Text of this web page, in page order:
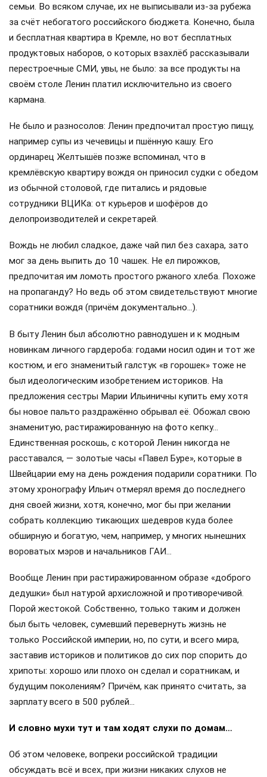
семьи. Во всяком случае, их не выписывали из-за рубежа
за счёт небогатого российского бюджета. Конечно, была
и бесплатная квартира в Кремле, но вот бесплатных
продуктовых наборов, о которых взахлёб рассказывали
перестроечные СМИ, увы, не было: за все продукты на
своём столе Ленин платил исключительно из своего
кармана.
Не было и разносолов: Ленин предпочитал простую пищу,
например супы из чечевицы и пшённую кашу. Его
ординарец Желтышёв позже вспоминал, что в
кремлёвскую квартиру вождя он приносил судки с обедом
из обычной столовой, где питались и рядовые
сотрудники ВЦИКа: от курьеров и шофёров до
делопроизводителей и секретарей.
Вождь не любил сладкое, даже чай пил без сахара, зато
мог за день выпить до 10 чашек. Не ел пирожков,
предпочитая им ломоть простого ржаного хлеба. Похоже
на пропаганду? Но ведь об этом свидетельствуют многие
соратники вождя (причём документально…).
В быту Ленин был абсолютно равнодушен и к модным
новинкам личного гардероба: годами носил один и тот же
костюм, и его знаменитый галстук «в горошек» тоже не
был идеологическим изобретением историков. На
предложения сестры Марии Ильиничны купить ему хотя
бы новое пальто раздражённо обрывал её. Обожал свою
знаменитую, растиражированную на фото кепку…
Единственная роскошь, с которой Ленин никогда не
расставался, — золотые часы «Павел Буре», которые в
Швейцарии ему на день рождения подарили соратники. По
этому хронографу Ильич отмерял время до последнего
дня своей жизни, хотя, конечно, мог бы при желании
собрать коллекцию тикающих шедевров куда более
обширную и богатую, чем, например, у многих нынешних
вороватых мэров и начальников ГАИ…
Вообще Ленин при растиражированном образе «доброго
дедушки» был натурой архисложной и противоречивой.
Порой жестокой. Собственно, только таким и должен
был быть человек, сумевший перевернуть жизнь не
только Российской империи, но, по сути, и всего мира,
заставив историков и политиков до сих пор спорить до
хрипоты: хорошо или плохо он сделал и соратникам, и
будущим поколениям? Причём, как принято считать, за
зарплату всего в 500 рублей…
И словно мухи тут и там ходят слухи по домам…
Об этом человеке, вопреки российской традиции
обсуждать всё и всех, при жизни никаких слухов не